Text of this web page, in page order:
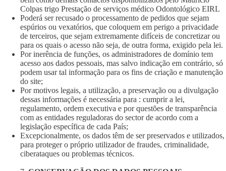
Colpas trigo Prestação de serviços médico Odontológico EIRL
Poderá ser recusado o processamento de pedidos que sejam
espúrios ou vexatórios, que coloquem em perigo a privacidade
de terceiros, que sejam extremamente difíceis de concretizar ou
para os quais o acesso não seja, de outra forma, exigido pela lei.
Por inerência de funções, os administradores de domínio tem
acesso aos dados pessoais, mas salvo indicação em contrário, só
podem usar tal informação para os fins de criação e manutenção
do site;
Por motivos legais, a utilização, a preservação ou a divulgação
dessas informações é necessária para : cumprir a lei,
regulamento, ordem executiva e por questões de transparência
com as entidades reguladoras do sector de acordo com a
legislação específica de cada País;
Excepcionalmente, os dados têm de ser preservados e utilizados,
para proteger o próprio utilizador de fraudes, criminalidade,
ciberataques ou problemas técnicos.